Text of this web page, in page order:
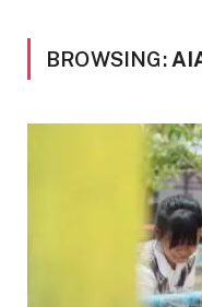
BROWSING: